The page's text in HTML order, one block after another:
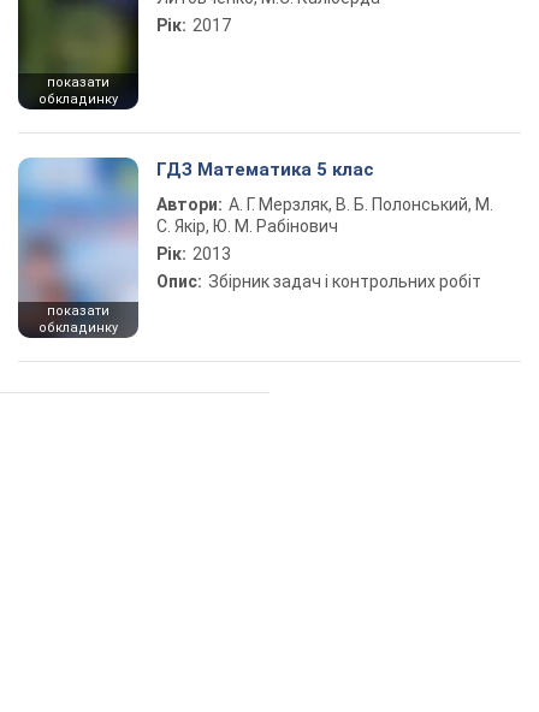
показати
обкладинку
Рік: 2017
показати
обкладинку
ГДЗ Математика 5 клас
Автори: А. Г. Мерзляк, В. Б. Полонський, М.
С. Якір, Ю. М. Рабінович
Рік: 2013
Опис: Збірник задач і контрольних робіт